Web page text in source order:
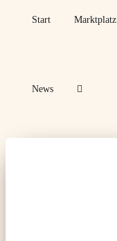
Start Marktplatz
News